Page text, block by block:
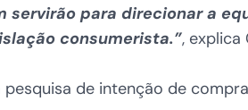
para direcionar a
consumerista.”, explica
de intenção de